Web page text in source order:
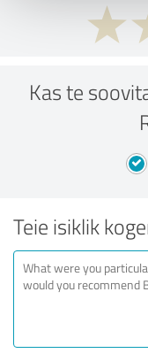
Kas te
Teie isiklik